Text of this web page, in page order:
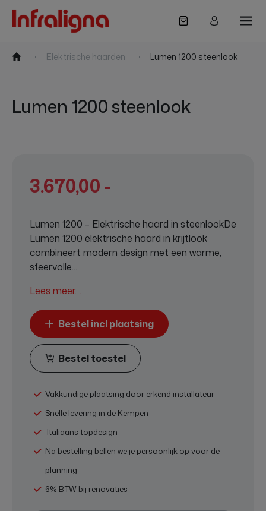
Naar inhoud
Elektrische haarden Lumen 1200 steenlook
Lumen 1200 steenlook
3.670,00 -
Lumen 1200 – Elektrische haard in steenlookDe
Lumen 1200 elektrische haard in krijtlook
combineert modern design met een warme,
sfeervolle...
Lees meer…
Bestel incl plaatsing
Bestel toestel
Vakkundige plaatsing door erkend installateur
Snelle levering in de Kempen
Italiaans topdesign
Na bestelling bellen we je persoonlijk op voor de
planning
6% BTW bij renovaties